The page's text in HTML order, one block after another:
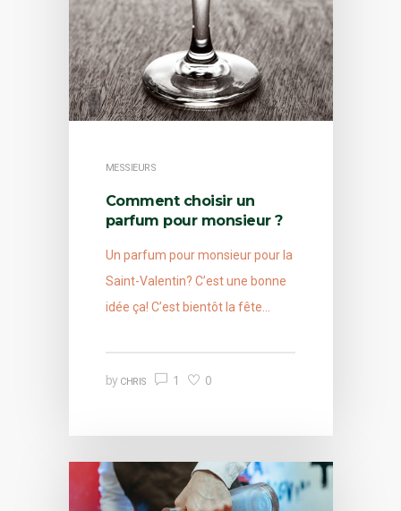
MESSIEURS
Comment choisir un
parfum pour monsieur ?
Un parfum pour monsieur pour la
Saint-Valentin? C’est une bonne
idée ça! C’est bientôt la fête…
by CHRIS 1 0